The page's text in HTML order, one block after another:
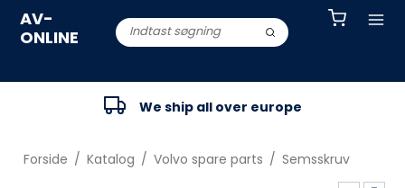
AV-
ONLINE
We ship all over europe
Forside / Katalog / Volvo spare parts / Semsskruv